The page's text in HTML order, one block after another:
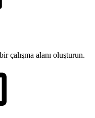
çalışma alanı oluşturun.